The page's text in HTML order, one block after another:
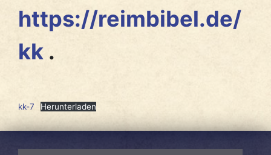
https://reimbibel.de/
kk .
kk-7 Herunterladen